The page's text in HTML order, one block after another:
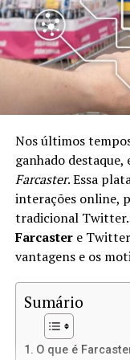
Com o Lens
total sobre suas
que você é o
e pode usá-la em
dados ou
Benefícios
Existem muitos
incluindo:
Controle de
pessoais e
diversas
Protocol.
Nos últimos
ganhado
Farcaster. Essa
interações online,
tradicional Twitter.
Farcastere
vantagens e os
Sumário
O que é